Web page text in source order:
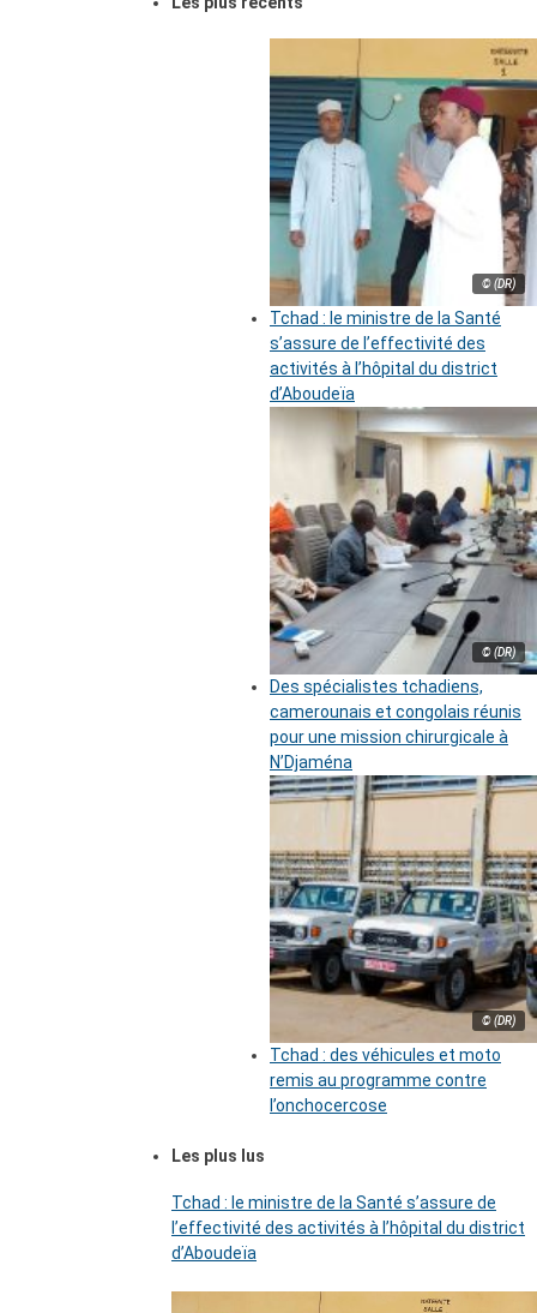
© (DR)
Tchad : le ministre de la Santé
s’assure de l’effectivité des
activités à l’hôpital du district
d’Aboudeïa
© (DR)
Des spécialistes tchadiens,
camerounais et congolais réunis
pour une mission chirurgicale à
N’Djaména
© (DR)
Tchad : des véhicules et moto
remis au programme contre
l’onchocercose
Les plus lus
Tchad : le ministre de la Santé s’assure de
l’effectivité des activités à l’hôpital du district
d’Aboudeïa